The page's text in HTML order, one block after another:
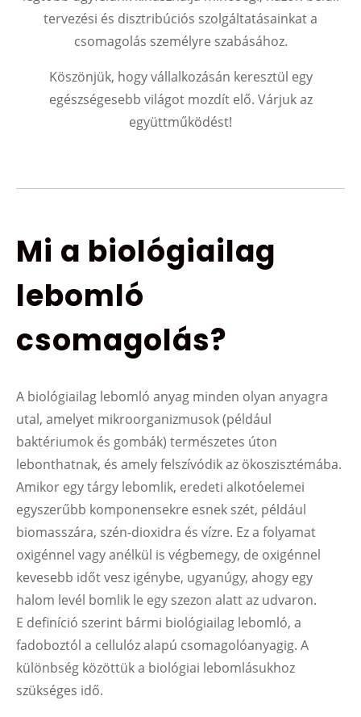
tervezési és disztribúciós szolgáltatásainkat a
csomagolás személyre szabásához.
Köszönjük, hogy vállalkozásán keresztül egy
egészségesebb világot mozdít elő. Várjuk az
együttműködést!
Mi a biológiailag
lebomló
csomagolás?
A biológiailag lebomló anyag minden olyan anyagra
utal, amelyet mikroorganizmusok (például
baktériumok és gombák) természetes úton
lebonthatnak, és amely felszívódik az ökoszisztémába.
Amikor egy tárgy lebomlik, eredeti alkotóelemei
egyszerűbb komponensekre esnek szét, például
biomasszára, szén-dioxidra és vízre. Ez a folyamat
oxigénnel vagy anélkül is végbemegy, de oxigénnel
kevesebb időt vesz igénybe, ugyanúgy, ahogy egy
halom levél bomlik le egy szezon alatt az udvaron.
E definíció szerint bármi biológiailag lebomló, a
fadoboztól a cellulóz alapú csomagolóanyagig. A
különbség közöttük a biológiai lebomlásukhoz
szükséges idő.